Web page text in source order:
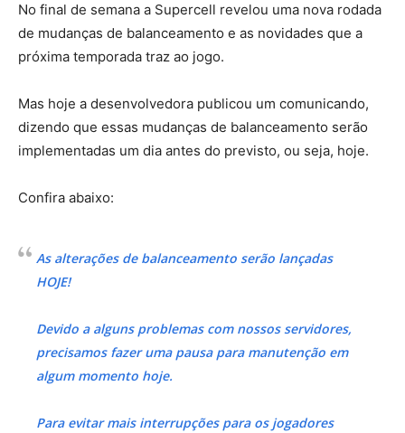
No final de semana a Supercell revelou uma nova rodada
de mudanças de balanceamento e as novidades que a
próxima temporada traz ao jogo.
Mas hoje a desenvolvedora publicou um comunicando,
dizendo que essas mudanças de balanceamento serão
implementadas um dia antes do previsto, ou seja, hoje.
Confira abaixo:
As alterações de balanceamento serão lançadas
HOJE!
Devido a alguns problemas com nossos servidores,
precisamos fazer uma pausa para manutenção em
algum momento hoje.
Para evitar mais interrupções para os jogadores